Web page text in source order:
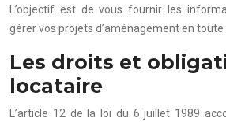
L’objectif est de vous fournir les
gérer vos projets d’aménagement en toute
Les droits et
locataire
L’article 12 de la loi du 6 juillet 1989